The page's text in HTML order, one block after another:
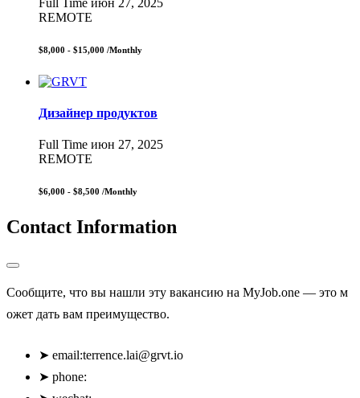
REMOTE
$8,000 - $15,000 /Monthly
Дизайнер продуктов
Full Time июн 27, 2025
REMOTE
$6,000 - $8,500 /Monthly
Contact Information
Сообщите, что вы нашли эту вакансию на MyJob.one — это м
ожет дать вам преимущество.
➤ email:terrence.lai@grvt.io
➤ phone: